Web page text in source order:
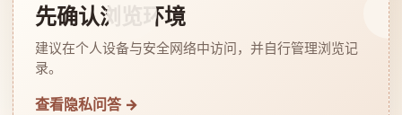
先确认浏览环境
建议在个人设备与安全网络中访问，并自行管理浏览记
录。
查看隐私问答 →